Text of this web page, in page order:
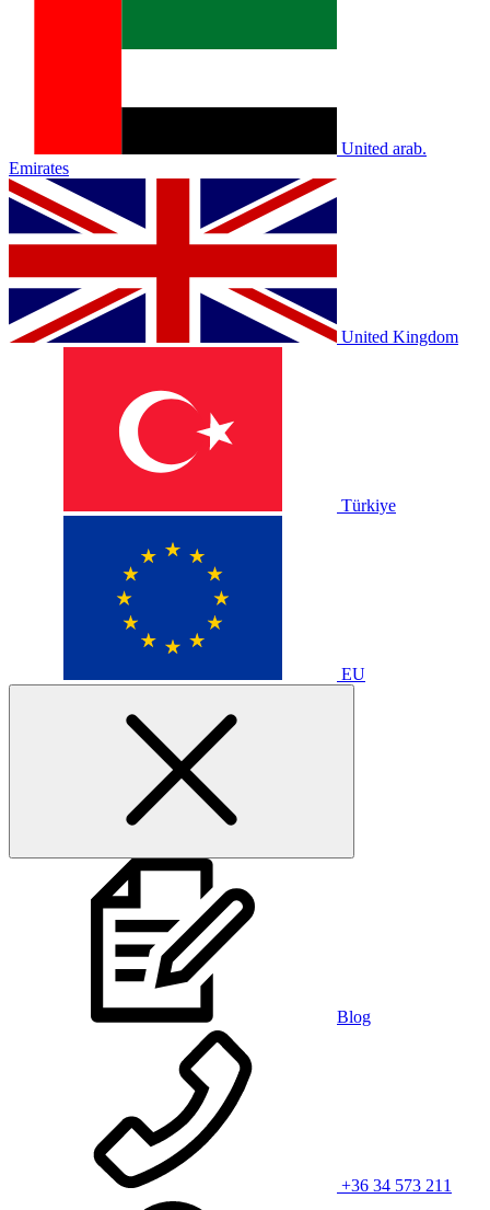
United arab.
Emirates
United Kingdom
Türkiye
EU
Blog
+36 34 573 211